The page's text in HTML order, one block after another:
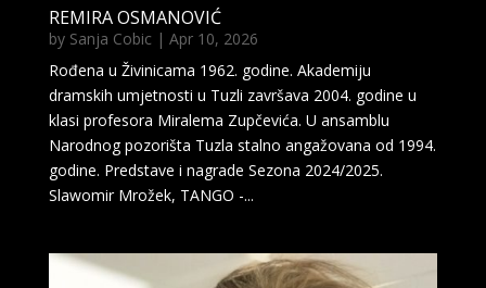
REMIRA OSMANOVIĆ
by Sanja Cobic| Apr 10, 2026
Rođena u Živinicama 1962. godine. Akademiju
dramskih umjetnosti u Tuzli završava 2004. godine u
klasi profesora Miralema Zupčevića. U ansamblu
Narodnog pozorišta Tuzla stalno angažovana od 1994.
godine. Predstave i nagrade Sezona 2024/2025.
Slawomir Mrožek, TANGO -...